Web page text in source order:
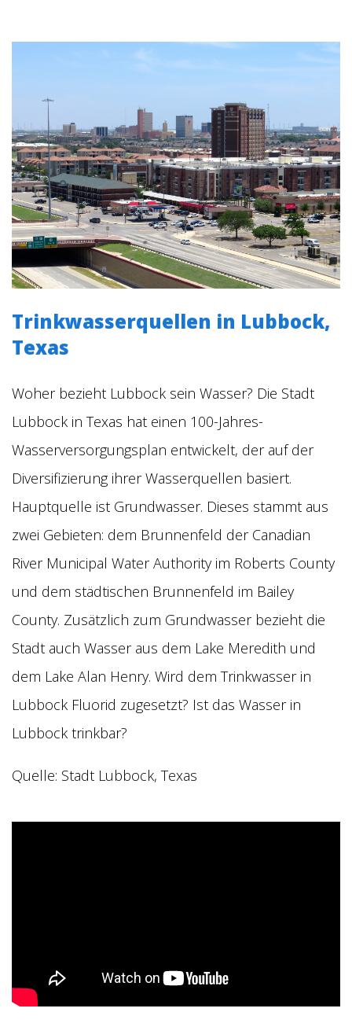
Trinkwasserquellen in Lubbock,
Texas
Woher bezieht Lubbock sein Wasser? Die Stadt
Lubbock in Texas hat einen 100-Jahres-
Wasserversorgungsplan entwickelt, der auf der
Diversifizierung ihrer Wasserquellen basiert.
Hauptquelle ist Grundwasser. Dieses stammt aus
zwei Gebieten: dem Brunnenfeld der Canadian
River Municipal Water Authority im Roberts County
und dem städtischen Brunnenfeld im Bailey
County. Zusätzlich zum Grundwasser bezieht die
Stadt auch Wasser aus dem Lake Meredith und
dem Lake Alan Henry. Wird dem Trinkwasser in
Lubbock Fluorid zugesetzt? Ist das Wasser in
Lubbock trinkbar?
Quelle: Stadt Lubbock, Texas